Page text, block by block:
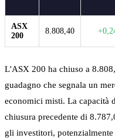
ASX
200
8.808,40
L'ASX 200 ha chiuso a
guadagno che segnala un
economici misti. La capacità
chiusura precedente di
gli investitori,